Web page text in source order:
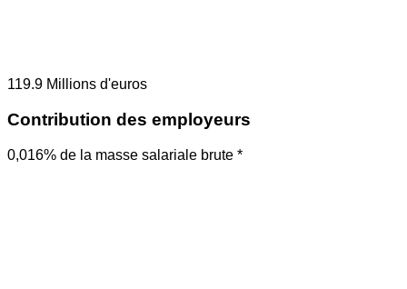
119.9 Millions d'euros
Contribution des employeurs
0,016% de la masse salariale brute *